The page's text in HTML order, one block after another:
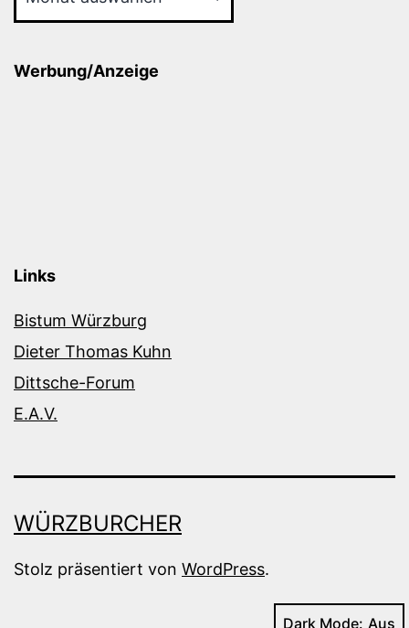
Werbung/Anzeige
Links
Bistum Würzburg
Dieter Thomas Kuhn
Dittsche-Forum
E.A.V.
WÜRZBURCHER
Stolz präsentiert von WordPress.
Dark Mode: